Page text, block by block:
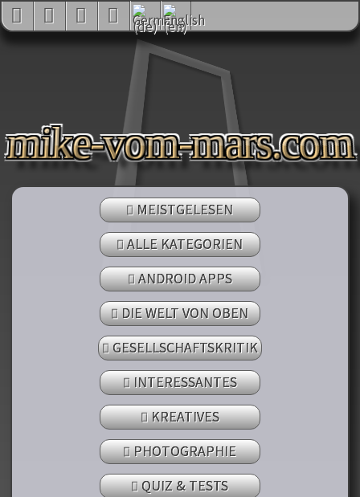
mike-vom-mars.com
MEISTGELESEN
ALLE KATEGORIEN
ANDROID APPS
DIE WELT VON OBEN
GESELLSCHAFTSKRITIK
INTERESSANTES
KREATIVES
PHOTOGRAPHIE
QUIZ & TESTS